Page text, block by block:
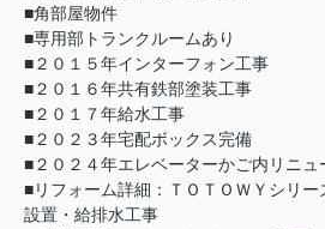
■角部屋物件
■専用部トランクルームあり
■２０１５年インターフォン工事
■２０１６年共有鉄部塗装工事
■２０１７年給水工事
■２０２３年宅配ボックス完備
■２０２４年エレベーターかご内リニュ
■リフォーム詳細：ＴＯＴＯＷＹシリ
設置・給排水工事